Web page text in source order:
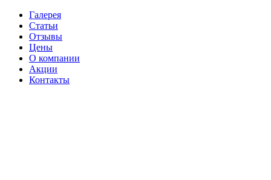
Галерея
Статьи
Отзывы
Цены
О компании
Акции
Контакты